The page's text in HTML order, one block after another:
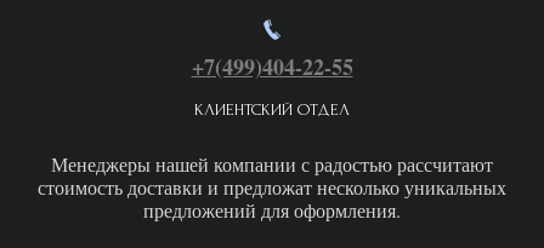
+7(499)404-22-55
КЛИЕНТСКИЙ ОТДЕЛ
Менеджеры нашей компании с радостью рассчитают
стоимость доставки и предложат несколько уникальных
предложений для оформления.